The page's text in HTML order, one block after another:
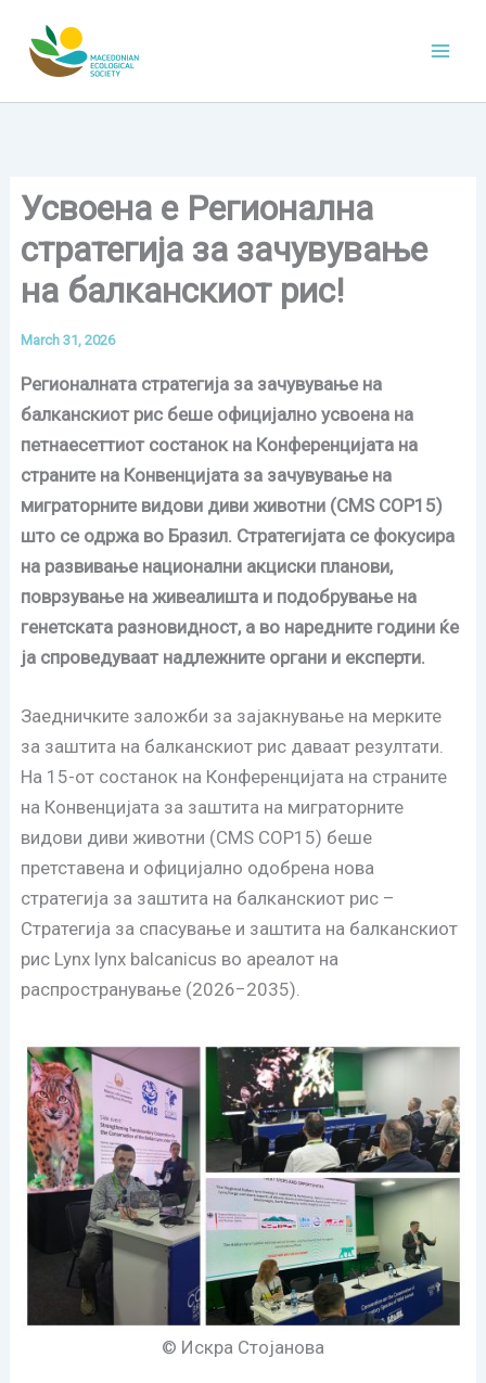
content
Усвоена е Регионална
стратегија за зачувување
на балканскиот рис!
March 31, 2026
Регионалната стратегија за зачувување на
балканскиот рис беше официјално усвоена на
петнаесеттиот состанок на Конференцијата на
страните на Конвенцијата за зачувување на
миграторните видови диви животни (CMS COP15)
што се одржа во Бразил. Стратегијата се фокусира
на развивање национални акциски планови,
поврзување на живеалишта и подобрување на
генетската разновидност, а во наредните години ќе
ја спроведуваат надлежните органи и експерти.
Заедничките заложби за зајакнување на мерките
за заштита на балканскиот рис даваат резултати.
На 15-от состанок на Конференцијата на страните
на Конвенцијата за заштита на миграторните
видови диви животни (CMS COP15) беше
претставена и официјално одобрена нова
стратегија за заштита на балканскиот рис –
Стратегија за спасување и заштита на балканскиот
рис Lynx lynx balcanicus во ареалот на
распространување (2026−2035).
© Искра Стојанова